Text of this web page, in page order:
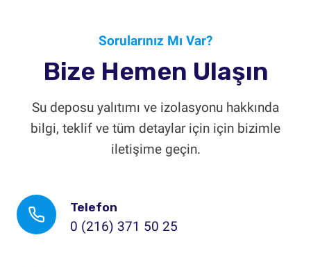
Sorularınız Mı Var?
Bize Hemen Ulaşın
Su deposu yalıtımı ve izolasyonu hakkında
bilgi, teklif ve tüm detaylar için için bizimle
iletişime geçin.
Telefon
0 (216) 371 50 25